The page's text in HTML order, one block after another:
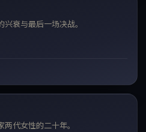
衰与最后一场决战。
代女性的二十年。